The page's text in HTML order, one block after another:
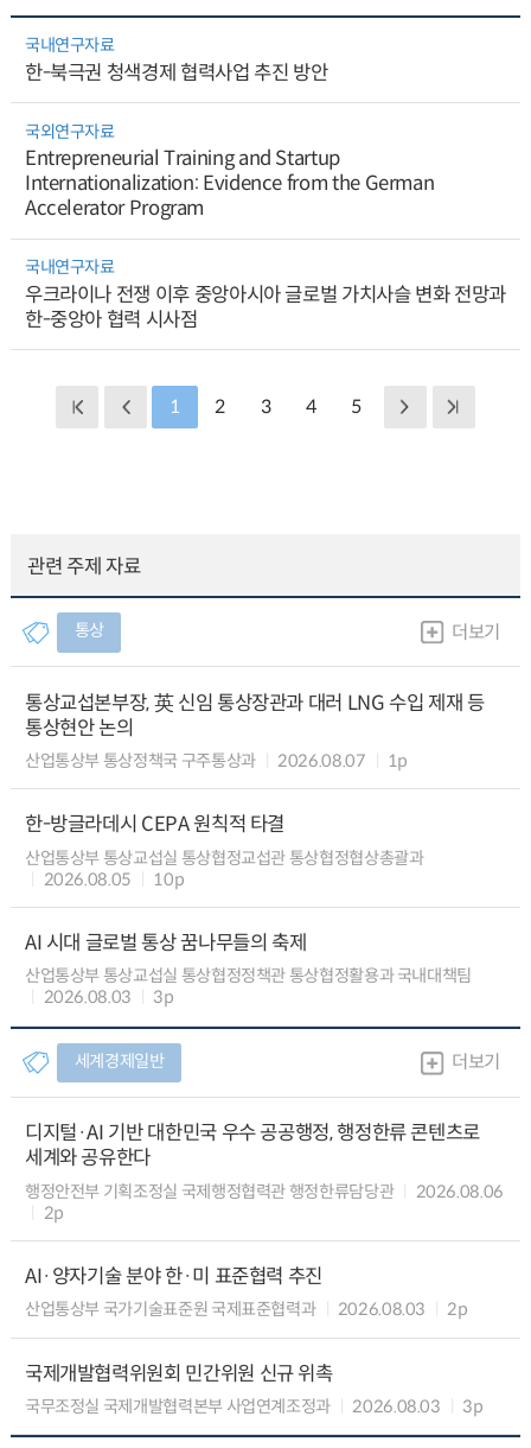
국내연구자료
한-북극권 청색경제 협력사업 추진 방안
국외연구자료
Entrepreneurial Training and Startup
Internationalization: Evidence from the German
Accelerator Program
국내연구자료
우크라이나 전쟁 이후 중앙아시아 글로벌 가치사슬 변화 전망과
한-중앙아 협력 시사점
1 2 3 4 5
관련 주제 자료
통상 더보기
통상교섭본부장, 英 신임 통상장관과 대러 LNG 수입 제재 등
통상현안 논의
산업통상부 통상정책국 구주통상과 2026.08.07 1p
한-방글라데시 CEPA 원칙적 타결
산업통상부 통상교섭실 통상협정교섭관 통상협정협상총괄과
2026.08.05
10p
AI 시대 글로벌 통상 꿈나무들의 축제
산업통상부 통상교섭실 통상협정정책관 통상협정활용과 국내대책팀
2026.08.03
3p
세계경제일반 더보기
디지털·AI 기반 대한민국 우수 공공행정, 행정한류 콘텐츠로
세계와 공유한다
행정안전부 기획조정실 국제행정협력관 행정한류담당관
2026.08.06
2p
AI·양자기술 분야 한·미 표준협력 추진
산업통상부 국가기술표준원 국제표준협력과 2026.08.03 2p
국제개발협력위원회 민간위원 신규 위촉
국무조정실 국제개발협력본부 사업연계조정과 2026.08.03 3p